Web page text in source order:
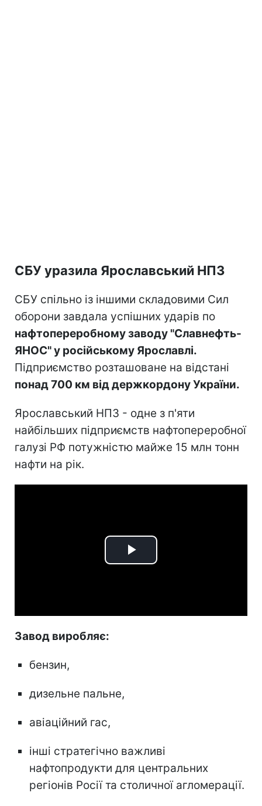
СБУ уразила Ярославський НПЗ
СБУ спільно із іншими складовими Сил
оборони завдала успішних ударів по
нафтопереробному заводу "Славнефть-
ЯНОС" у російському Ярославлі.
Підприємство розташоване на відстані
понад 700 км від держкордону України.
Ярославський НПЗ - одне з п'яти
найбільших підприємств нафтопереробної
галузі РФ потужністю майже 15 млн тонн
нафти на рік.
Play
Завод виробляє:
бензин,
дизельне пальне,
авіаційний гас,
інші стратегічно важливі
нафтопродукти для центральних
регіонів Росії та столичної агломерації.